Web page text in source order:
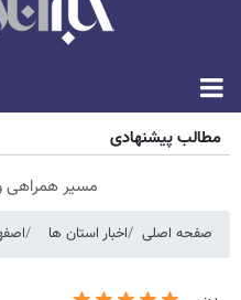
مطالب پیشنهادی
مسیر همراهی و
صفحه اصلی اخبار استان ها